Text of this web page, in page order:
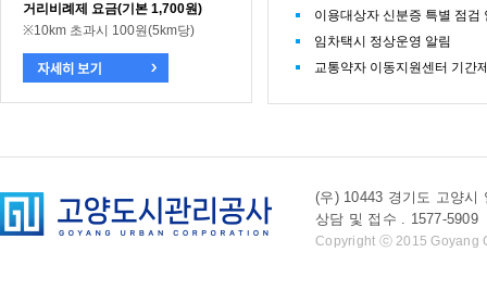
거리비례제 요금(기본 1,700원)
※10km 초과시 100원(5km당)
이용대상자 신분증 특별 점검
임차택시 정상운영 알림
교통약자 이동지원센터 기간
(우) 10443 경기도 고양시
상담 및 접수 . 1577-
Copyright ⓒ 2015 Goyang